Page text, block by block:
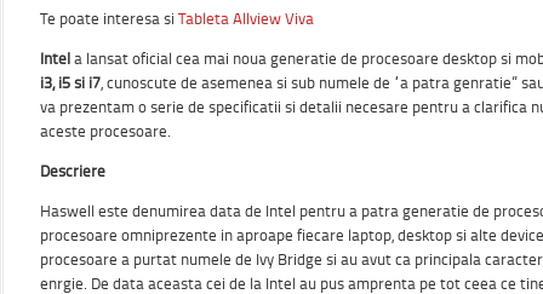
Te poate interesa si Tableta Allview Viva
Intel a lansat oficial cea mai noua generatie de procesoare desktop si
i3, i5 si i7 , cunoscute de asemenea si sub numele de “a patra genratie”
va prezentam o serie de specificatii si detalii necesare pentru a clarifica
aceste procesoare.
Descriere
Haswell este denumirea data de Intel pentru a patra generatie de
procesoare omniprezente in aproape fiecare laptop, desktop si alte
procesoare a purtat numele de Ivy Bridge si au avut ca principala
enrgie. De data aceasta cei de la Intel au pus amprenta pe tot ceea ce